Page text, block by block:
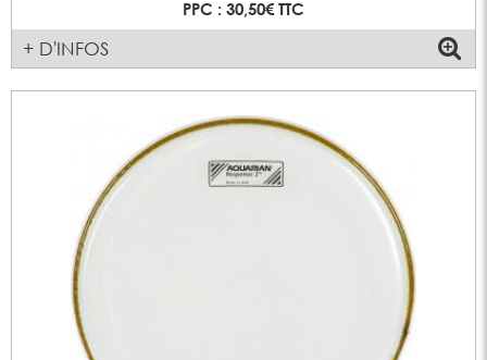
PPC : 30,50€ TTC
+ D'INFOS